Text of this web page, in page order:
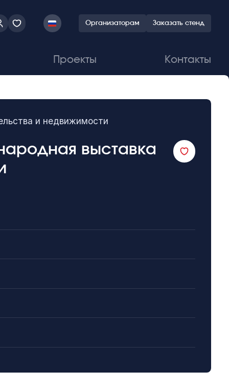
Организаторам Заказать стенд
Проекты Контакты
и недвижимости
выставка